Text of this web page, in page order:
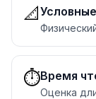
📐
⏱️Время
Оценка